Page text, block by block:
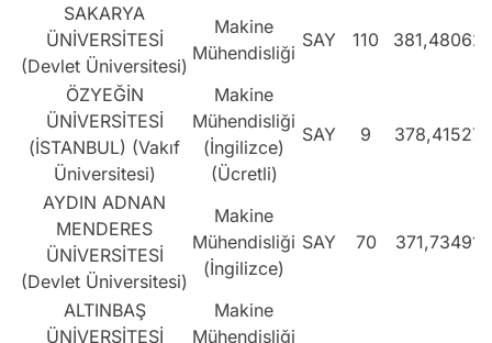
SAKARYA
ÜNİVERSİTESİ
(Devlet Üniversitesi)
Makine
Mühendisliği
SAY 110 381,48062
ÖZYEĞİN
ÜNİVERSİTESİ
(İSTANBUL) (Vakıf
Üniversitesi)
Makine
Mühendisliği
(İngilizce)
(Ücretli)
SAY 9 378,41527
AYDIN ADNAN
MENDERES
ÜNİVERSİTESİ
(Devlet Üniversitesi)
Makine
Mühendisliği
(İngilizce)
SAY 70 371,73491
ALTINBAŞ
ÜNİVERSİTESİ
Makine
Mühendisliği